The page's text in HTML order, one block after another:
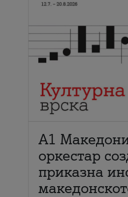
А1
оркестар
приказна